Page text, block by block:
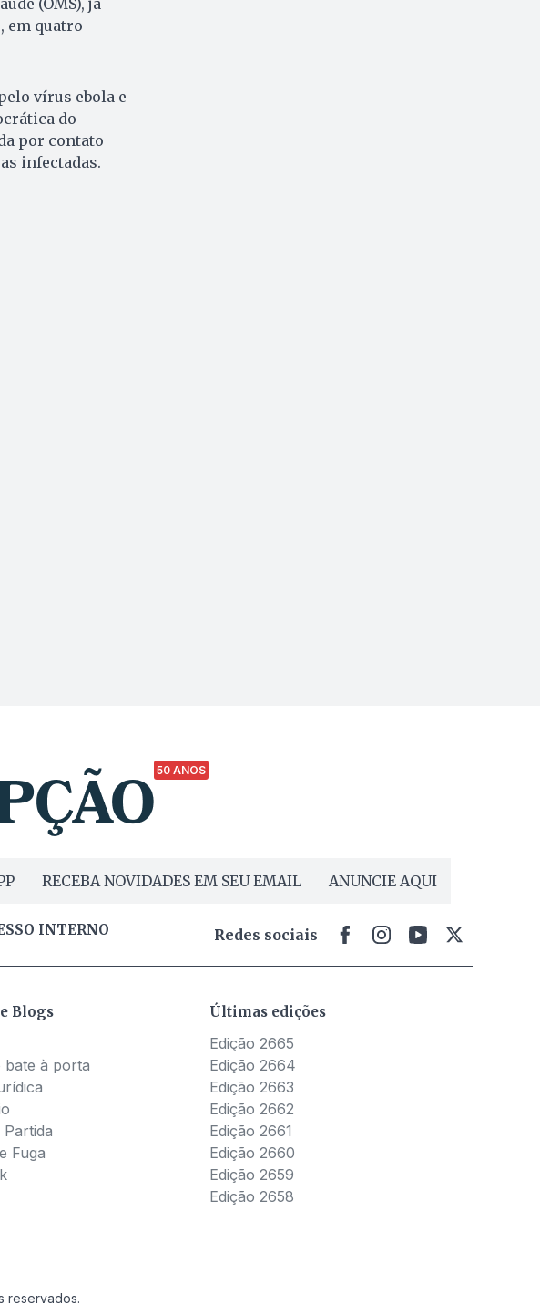
(OMS), já
em quatro
vírus ebola e
do
por contato
infectadas.
50 ANOS
RECEBA NOVIDADES EM SEU EMAIL ANUNCIE AQUI
INTERNO Redes sociais
Blogs
bate à porta
Fuga
Últimas edições
Edição 2665
Edição 2664
Edição 2663
Edição 2662
Edição 2661
Edição 2660
Edição 2659
Edição 2658
reservados.